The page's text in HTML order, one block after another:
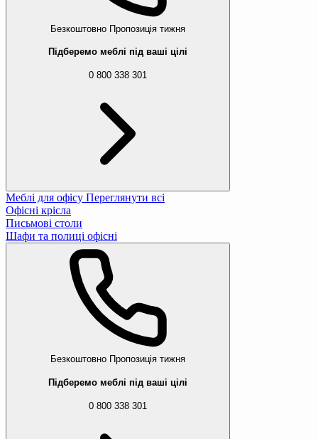
Безкоштовно Пропозиція тижня
Підберемо меблі під ваші цілі
0 800 338 301
Меблі для офісу Переглянути всі
Офісні крісла
Письмові столи
Шафи та полиці офісні
Безкоштовно Пропозиція тижня
Підберемо меблі під ваші цілі
0 800 338 301